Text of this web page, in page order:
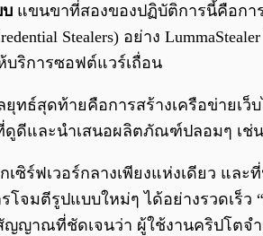
บ แขนขาที่สองของปฏิบัติการนี้คือกา
Stealers) อย่าง
บริการซอฟต์แวร์เถื่อน
ยุทธ์สุดท้ายคือการสร้างเครือข่ายเ
ดูดีและนำเสนอผลิตภัณฑ์ปลอมๆ เช่
ร์ฟเวอร์กลางเพียงแห่งเดียว แล
จมตีรูปแบบใหม่ๆ ได้อย่างรวดเร็
ญาณที่ชัดเจนว่า ผู้ใช้งานคริปโตจ